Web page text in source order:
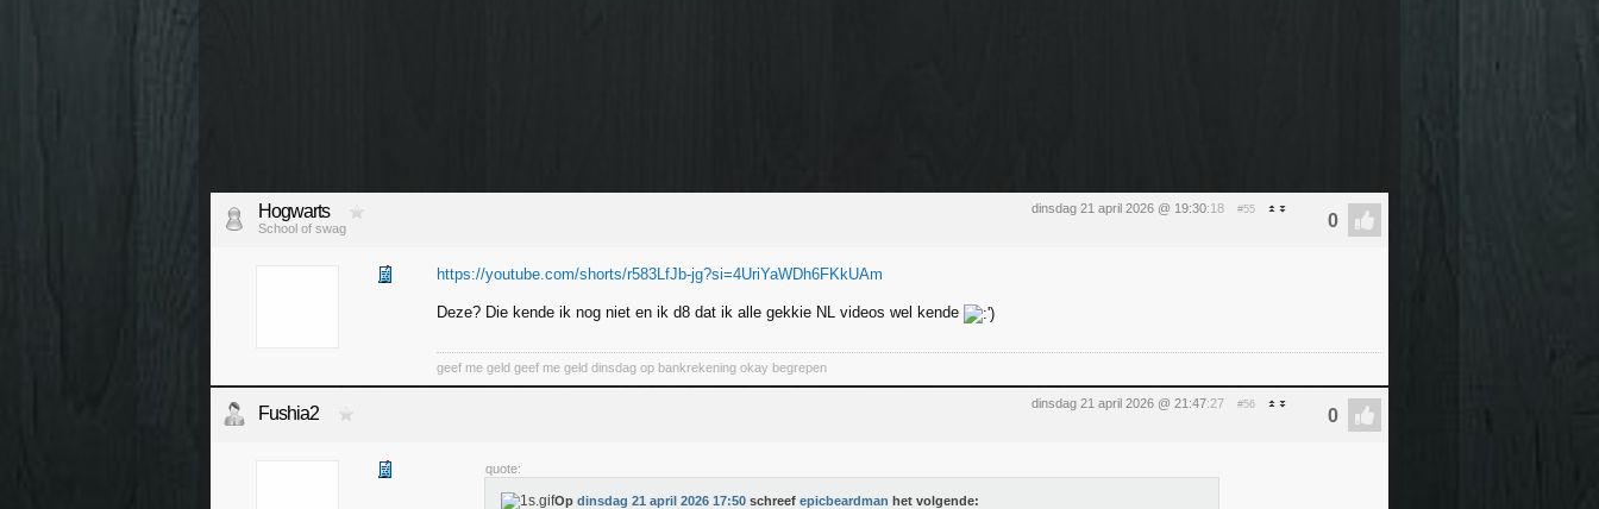
dinsdag 21 april 2026 @ 19:30:18 #55
Hogwarts
School of swag
https://youtube.com/shorts/r583LfJb-jg?si=4UriYaWDh6FKkUAm
Deze? Die kende ik nog niet en ik d8 dat ik alle gekkie NL videos wel kende
geef me geld geef me geld dinsdag op bankrekening okay begrepen
dinsdag 21 april 2026 @ 21:47:27 #56
Fushia2
quote:
Op dinsdag 21 april 2026 17:50 schreef epicbeardman het volgende: